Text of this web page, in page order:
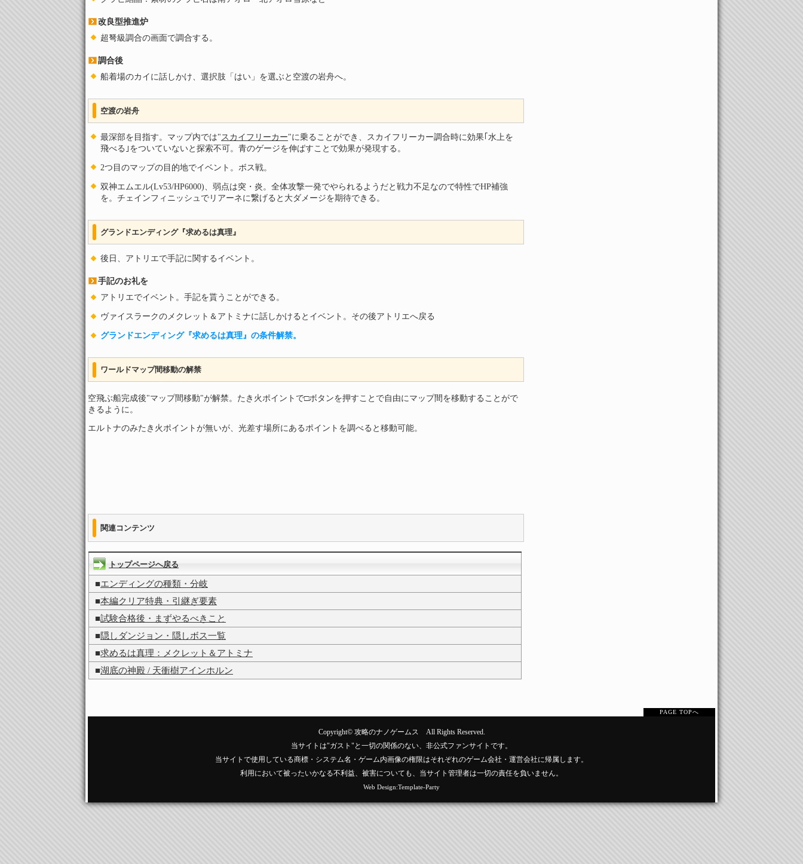
改良型推進炉
超弩級調合の画面で調合する。
調合後
船着場のカイに話しかけ、選択肢「はい」を選ぶと空渡の岩舟へ。
空渡の岩舟
最深部を目指す。マップ内では" スカイフリーカー"に乗ることができ、スカイフリーカー調合時に効果｢水上を
飛べる｣をついていないと探索不可。青のゲージを伸ばすことで効果が発現する。
2つ目のマップの目的地でイベント。ボス戦。
双神エムエル(Lv53/HP6000)、弱点は突・炎。全体攻撃一発でやられるようだと戦力不足なので特性でHP補強
を。チェインフィニッシュでリアーネに繋げると大ダメージを期待できる。
グランドエンディング『求めるは真理』
後日、アトリエで手記に関するイベント。
手記のお礼を
アトリエでイベント。手記を貰うことができる。
ヴァイスラークのメクレット＆アトミナに話しかけるとイベント。その後アトリエへ戻る
グランドエンディング『求めるは真理』の条件解禁。
ワールドマップ間移動の解禁
空飛ぶ船完成後"マップ間移動"が解禁。たき火ポイントで□ボタンを押すことで自由にマップ間を移動することがで
きるように。
エルトナのみたき火ポイントが無いが、光差す場所にあるポイントを調べると移動可能。
関連コンテンツ
トップページへ戻る
■エンディングの種類・分岐
■本編クリア特典・引継ぎ要素
■試験合格後・まずやるべきこと
■隠しダンジョン・隠しボス一覧
■求めるは真理：メクレット＆アトミナ
■湖底の神殿 / 天衝樹アインホルン
PAGE TOPへ
Copyright© 攻略のナノゲームス All Rights Reserved.
当サイトは"ガスト"と一切の関係のない、非公式ファンサイトです。
当サイトで使用している商標・システム名・ゲーム内画像の権限はそれぞれのゲーム会社・運営会社に帰属します。
利用において被ったいかなる不利益、被害についても、当サイト管理者は一切の責任を負いません。
Web Design:Template-Party